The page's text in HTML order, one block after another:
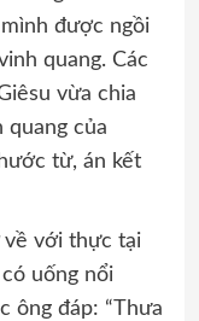
được ngồi
quang. Các
vừa chia
quang của
từ, án kết
với thực tại
uống nổi
ông đáp: “Thưa